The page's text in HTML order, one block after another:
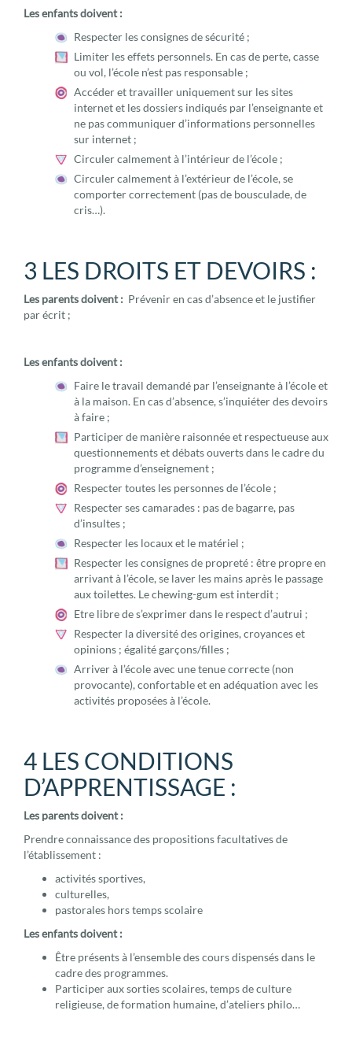
Les enfants doivent :
Respecter les consignes de sécurité ;
Limiter les effets personnels. En cas de perte, casse
ou vol, l’école n’est pas responsable ;
Accéder et travailler uniquement sur les sites
internet et les dossiers indiqués par l’enseignante et
ne pas communiquer d’informations personnelles
sur internet ;
Circuler calmement à l’intérieur de l’école ;
Circuler calmement à l’extérieur de l’école, se
comporter correctement (pas de bousculade, de
cris…).
3 LES DROITS ET DEVOIRS :
Les parents doivent : Prévenir en cas d’absence et le justifier
par écrit ;
Les enfants doivent :
Faire le travail demandé par l’enseignante à l’école et
à la maison. En cas d’absence, s’inquiéter des devoirs
à faire ;
Participer de manière raisonnée et respectueuse aux
questionnements et débats ouverts dans le cadre du
programme d’enseignement ;
Respecter toutes les personnes de l’école ;
Respecter ses camarades : pas de bagarre, pas
d’insultes ;
Respecter les locaux et le matériel ;
Respecter les consignes de propreté : être propre en
arrivant à l’école, se laver les mains après le passage
aux toilettes. Le chewing-gum est interdit ;
Etre libre de s’exprimer dans le respect d’autrui ;
Respecter la diversité des origines, croyances et
opinions ; égalité garçons/filles ;
Arriver à l’école avec une tenue correcte (non
provocante), confortable et en adéquation avec les
activités proposées à l’école.
4 LES CONDITIONS
D’APPRENTISSAGE :
Les parents doivent :
Prendre connaissance des propositions facultatives de
l’établissement :
activités sportives,
culturelles,
pastorales hors temps scolaire
Les enfants doivent :
Être présents à l’ensemble des cours dispensés dans le
cadre des programmes.
Participer aux sorties scolaires, temps de culture
religieuse, de formation humaine, d’ateliers philo…